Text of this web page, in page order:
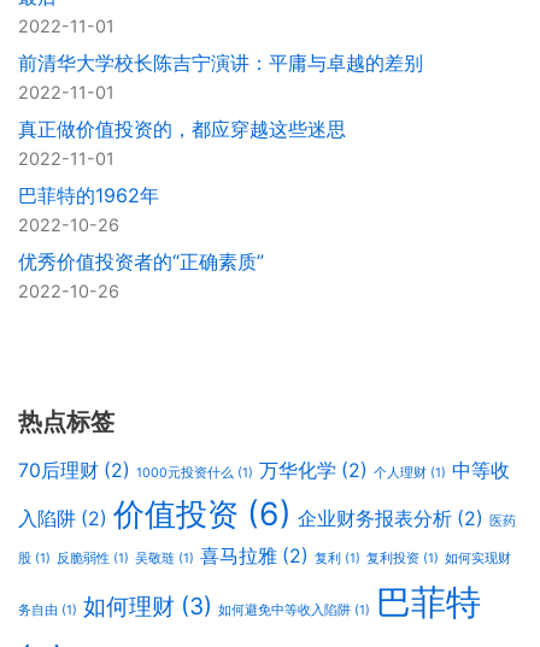
2022-11-01
前清华大学校长陈吉宁演讲：平庸与卓越的差别
2022-11-01
真正做价值投资的，都应穿越这些迷思
2022-11-01
巴菲特的1962年
2022-10-26
优秀价值投资者的“正确素质”
2022-10-26
热点标签
70后理财 (2) 1000元投资什么 (1) 万华化学 (2) 个人理财 (1) 中等收
入陷阱 (2) 价值投资 (6) 企业财务报表分析 (2) 医药
股 (1) 反脆弱性 (1) 吴敬琏 (1) 喜马拉雅 (2) 复利 (1) 复利投资 (1) 如何实现财
务自由 (1) 如何理财 (3) 如何避免中等收入陷阱 (1)
巴菲特